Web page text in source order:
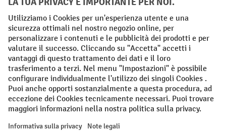
Dichiarazione di protezione dei dati Impronta
Impostazioni sulla privacy
All prices excl. VAT plusshipping costsand possible delivery charges,
if not stated otherwise.
¹ Lo sconto è valido fino a esaurimento scorte. Lo sconto non si applica
ai prezzi speciali. Non è possibile la combinazione con altri sconti o
buoni in percentuale. | ² Lo sconto viene concesso una sola volta al
per 10 giorni e può essere riscosso online a partire da un valore netto